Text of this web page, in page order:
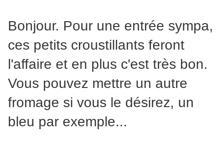
Bonjour. Pour une entrée sympa,
ces petits croustillants feront
l'affaire et en plus c'est très bon.
Vous pouvez mettre un autre
fromage si vous le désirez, un
bleu par exemple...